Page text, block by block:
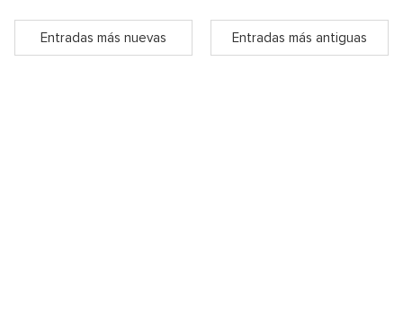
Entradas más nuevas Entradas más antiguas